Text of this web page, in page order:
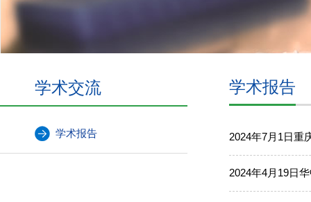
学术交流
学术报告
学术报告
2024年7月1日重
2024年4月19日